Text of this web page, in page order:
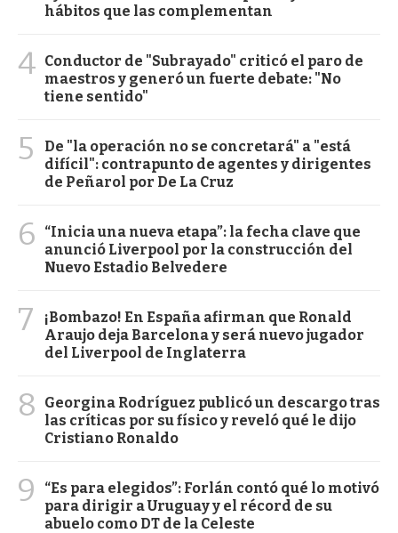
hábitos que las complementan
4 Conductor de "Subrayado" criticó el paro de
maestros y generó un fuerte debate: "No
tiene sentido"
5
De "la operación no se concretará" a "está
difícil": contrapunto de agentes y dirigentes
de Peñarol por De La Cruz
6
“Inicia una nueva etapa”: la fecha clave que
anunció Liverpool por la construcción del
Nuevo Estadio Belvedere
7
¡Bombazo! En España afirman que Ronald
Araujo deja Barcelona y será nuevo jugador
del Liverpool de Inglaterra
8
Georgina Rodríguez publicó un descargo tras
las críticas por su físico y reveló qué le dijo
Cristiano Ronaldo
9
“Es para elegidos”: Forlán contó qué lo motivó
para dirigir a Uruguay y el récord de su
abuelo como DT de la Celeste